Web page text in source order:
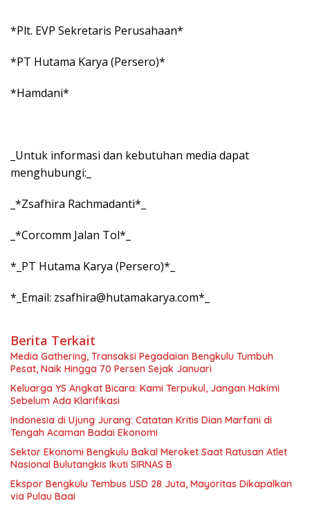
*Plt. EVP Sekretaris Perusahaan*
*PT Hutama Karya (Persero)*
*Hamdani*
_Untuk informasi dan kebutuhan media dapat
menghubungi:_
_*Zsafhira Rachmadanti*_
_*Corcomm Jalan Tol*_
*_PT Hutama Karya (Persero)*_
*_Email: zsafhira@hutamakarya.com*_
Berita Terkait
Media Gathering, Transaksi Pegadaian Bengkulu Tumbuh
Pesat, Naik Hingga 70 Persen Sejak Januari
Keluarga YS Angkat Bicara: Kami Terpukul, Jangan Hakimi
Sebelum Ada Klarifikasi
Indonesia di Ujung Jurang: Catatan Kritis Dian Marfani di
Tengah Acaman Badai Ekonomi
Sektor Ekonomi Bengkulu Bakal Meroket Saat Ratusan Atlet
Nasional Bulutangkis Ikuti SIRNAS B
Ekspor Bengkulu Tembus USD 28 Juta, Mayoritas Dikapalkan
via Pulau Baai